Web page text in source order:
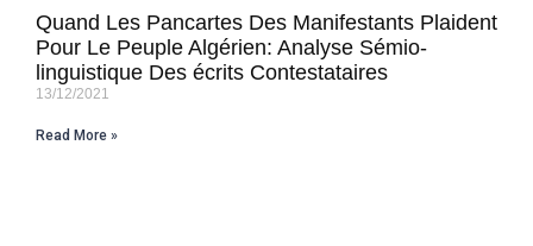
Quand Les Pancartes Des Manifestants Plaident
Pour Le Peuple Algérien: Analyse Sémio-
linguistique Des écrits Contestataires
13/12/2021
Read More »